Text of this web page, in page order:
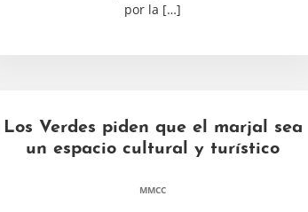
por la […]
Los Verdes piden que el marjal sea
un espacio cultural y turístico
MMCC